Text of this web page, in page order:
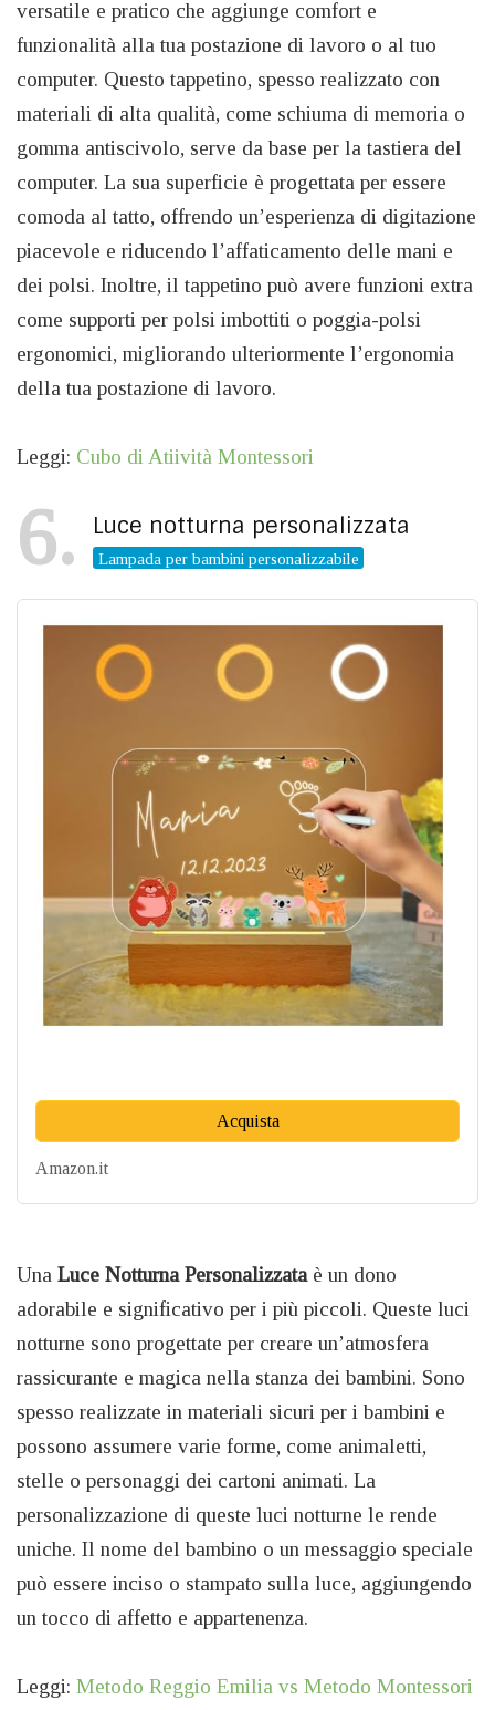
versatile e pratico che aggiunge comfort e
funzionalità alla tua postazione di lavoro o al tuo
computer. Questo tappetino, spesso realizzato con
materiali di alta qualità, come schiuma di memoria o
gomma antiscivolo, serve da base per la tastiera del
computer. La sua superficie è progettata per essere
comoda al tatto, offrendo un’esperienza di digitazione
piacevole e riducendo l’affaticamento delle mani e
dei polsi. Inoltre, il tappetino può avere funzioni extra
come supporti per polsi imbottiti o poggia-polsi
ergonomici, migliorando ulteriormente l’ergonomia
della tua postazione di lavoro.
Leggi: Cubo di Atiività Montessori
6 Luce notturna personalizzata
Lampada per bambini personalizzabile
Acquista
Amazon.it
Una Luce Notturna Personalizzata è un dono
adorabile e significativo per i più piccoli. Queste luci
notturne sono progettate per creare un’atmosfera
rassicurante e magica nella stanza dei bambini. Sono
spesso realizzate in materiali sicuri per i bambini e
possono assumere varie forme, come animaletti,
stelle o personaggi dei cartoni animati. La
personalizzazione di queste luci notturne le rende
uniche. Il nome del bambino o un messaggio speciale
può essere inciso o stampato sulla luce, aggiungendo
un tocco di affetto e appartenenza.
Leggi: Metodo Reggio Emilia vs Metodo Montessori